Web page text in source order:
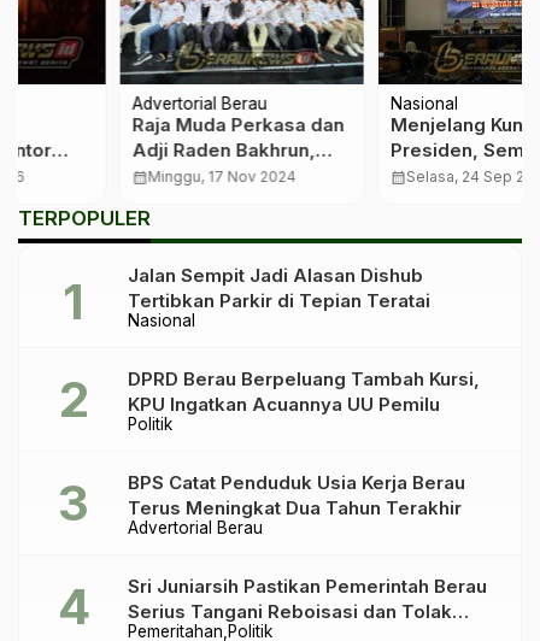
Advertorial Berau
Raja Muda Perkasa dan
Adji Raden Bakhrun,
Tokoh Kesultanan Pilih
Berau
Minggu, 17 Nov 2024
Menjelang Kunjungan
Presiden, Semua Pihak
Bersinergi untuk
calendar_month Selasa, 24 Sep 2024
…
TERPOPULER
Nasional
Jalan Sempit Jadi Alasan Dishub
Tertibkan Parkir di Tepian Teratai
Politik
DPRD Berau Berpeluang Tambah Kursi,
KPU Ingatkan Acuannya UU Pemilu
Advertorial Berau
BPS Catat Penduduk Usia Kerja Berau
Terus Meningkat Dua Tahun Terakhir
Pemeritahan Politik
Sri Juniarsih Pastikan Pemerintah Berau
Serius Tangani Reboisasi dan Tolak